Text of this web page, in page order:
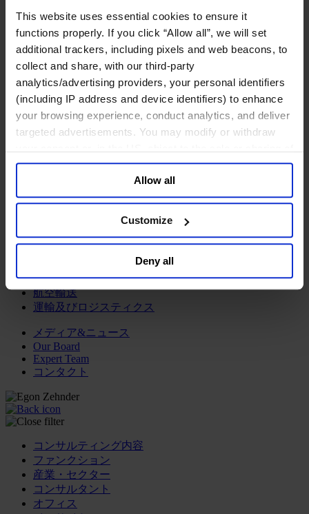
This website uses essential cookies to ensure it
functions properly. If you click “Allow all”, we will set
additional trackers, including pixels and web beacons, to
collect and share, with our third-party
analytics/advertising providers, your personal identifiers
(including IP address and device identifiers) to enhance
your browsing experience, conduct analytics, and deliver
targeted advertisements. You may modify or withdraw
your data for targeted advertising, by clicking “Do Not
Sell or Share My Personal Information” in the footer of
the website. You must opt-out of each device and each
browser. For additional information and retention terms
general collection and use of personal information see
Allow all
Customize
Deny all
金融サービス
アセットマネジメント
インフラ事業
ウェルスマネジメント
デジタル資産、暗号資産、Web3
プライベート・エクイティ
リスクマネジメント
保険
投資銀行及びマーケット
金融テクノロジー（フィンテック）
サービス
ビジネスサービス
プロフェッショナルサービス
ホスピタリティ、旅行・レジャー
不動産
航空輸送
運輸及びロジスティクス
メディア&ニュース
Our Board
Expert Team
コンタクト
コンサルティング内容
ファンクション
産業・セクター
コンサルタント
オフィス